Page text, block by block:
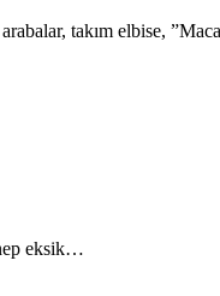
takım elbise,
eksik…